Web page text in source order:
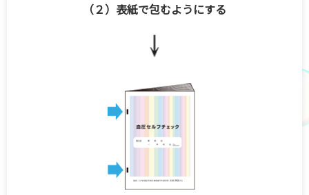
（２）表紙で包むようにする